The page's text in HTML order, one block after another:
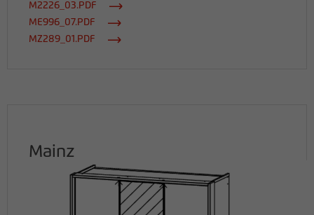
M2226_03.PDF
ME996_07.PDF
MZ289_01.PDF
Mainz